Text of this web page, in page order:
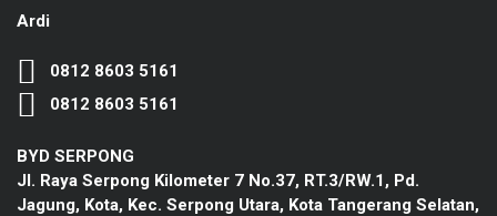
Ardi
0812 8603 5161
0812 8603 5161
BYD SERPONG
Jl. Raya Serpong Kilometer 7 No.37, RT.3/RW.1, Pd.
Jagung, Kota, Kec. Serpong Utara, Kota Tangerang Selatan,